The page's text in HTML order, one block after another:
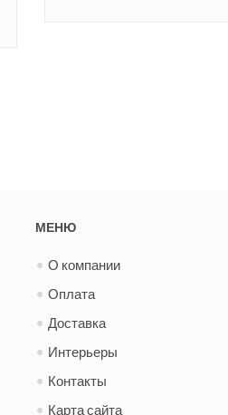
МЕНЮ
О компании
Оплата
Доставка
Интерьеры
Контакты
Карта сайта